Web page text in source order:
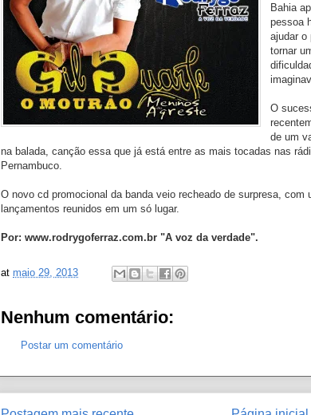
Bahia
pessoa
ajudar o
tornar
O
de um
na balada, canção essa que já está entre as mais tocadas nas
Pernambuco.
O novo cd promocional da banda veio recheado de surpresa,
lançamentos reunidos em um só lugar.
Por: www.rodrygoferraz.com.br "A voz da verdade".
at maio 29, 2013
Nenhum comentário:
Postar um comentário